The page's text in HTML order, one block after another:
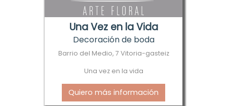
Una Vez en la Vida
Decoración de boda
Barrio del Medio, 7 Vitoria-gasteiz
Una vez en la vida
Quiero más información